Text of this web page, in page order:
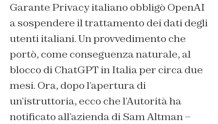
Garante Privacy italiano obbligò OpenAI
a sospendere il trattamento dei dati degli
utenti italiani. Un provvedimento che
portò, come conseguenza naturale, al
blocco di ChatGPT in Italia per circa due
mesi. Ora, dopo l’apertura di
un’istruttoria, ecco che l’Autorità ha
notificato all’azienda di Sam Altman –